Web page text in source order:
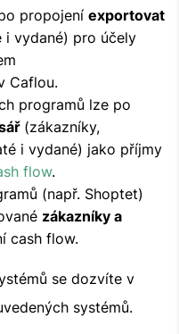
propojení exportovat
i vydané) pro účely
Caflou.
programů lze po
(zákazníky,
i vydané) jako příjmy
flow.
(např. Shoptet)
zákazníky a
cash flow.
se dozvíte v
systémů.